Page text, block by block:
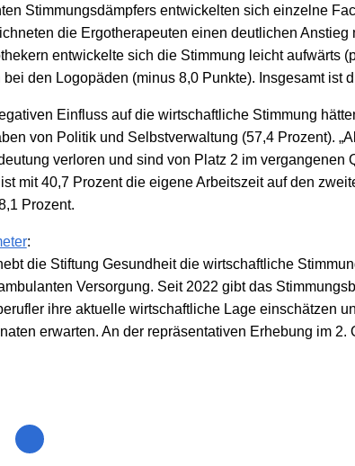
Stimmungsdämpfers entwickelten sich einzelne
die Ergotherapeuten einen deutlichen Anstieg
entwickelte sich die Stimmung leicht aufwärts
den Logopäden (minus 8,0 Punkte). Insgesamt ist
Einfluss auf die wirtschaftliche Stimmung
von Politik und Selbstverwaltung (57,4 Prozent).
verloren und sind von Platz 2 im vergangenen
mit 40,7 Prozent die eigene Arbeitszeit auf den
Prozent.
:
die Stiftung Gesundheit die wirtschaftliche
Versorgung. Seit 2022 gibt das
ihre aktuelle wirtschaftliche Lage einschätzen
erwarten. An der repräsentativen Erhebung im 2.